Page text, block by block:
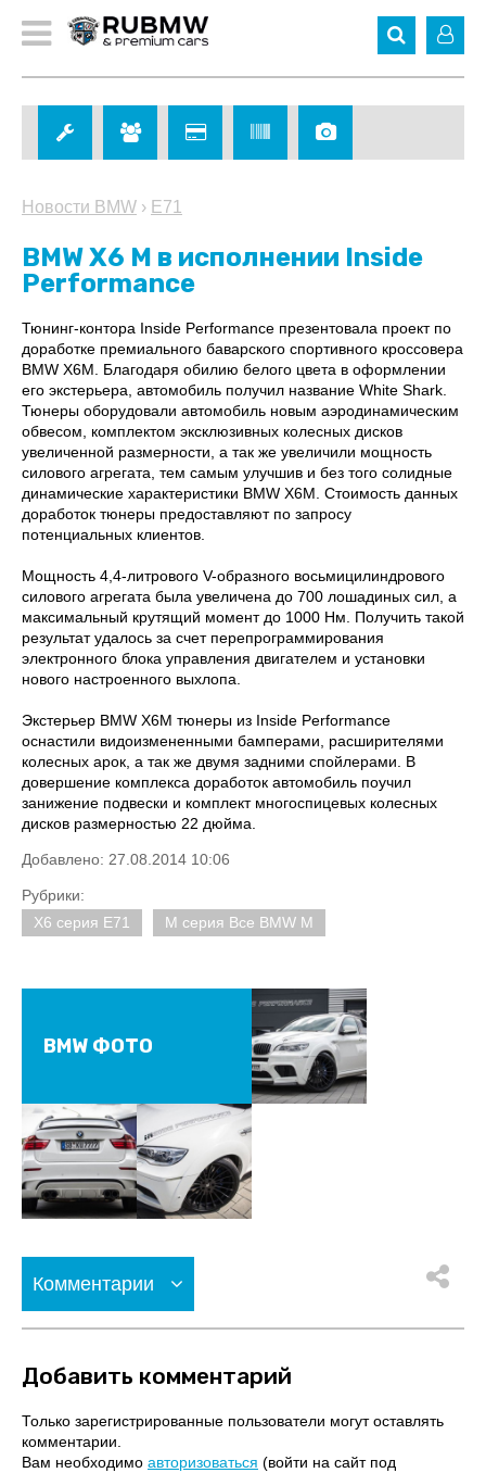
Новости BMW › E71
BMW X6 M в исполнении Inside
Performance
Тюнинг-контора Inside Performance презентовала проект по
доработке премиального баварского спортивного кроссовера
BMW X6M. Благодаря обилию белого цвета в оформлении
его экстерьера, автомобиль получил название White Shark.
Тюнеры оборудовали автомобиль новым аэродинамическим
обвесом, комплектом эксклюзивных колесных дисков
увеличенной размерности, а так же увеличили мощность
силового агрегата, тем самым улучшив и без того солидные
динамические характеристики BMW X6M. Стоимость данных
доработок тюнеры предоставляют по запросу
потенциальных клиентов.
Мощность 4,4-литрового V-образного восьмицилиндрового
силового агрегата была увеличена до 700 лошадиных сил, а
максимальный крутящий момент до 1000 Нм. Получить такой
результат удалось за счет перепрограммирования
электронного блока управления двигателем и установки
нового настроенного выхлопа.
Экстерьер BMW X6M тюнеры из Inside Performance
оснастили видоизмененными бамперами, расширителями
колесных арок, а так же двумя задними спойлерами. В
довершение комплекса доработок автомобиль поучил
занижение подвески и комплект многоспицевых колесных
дисков размерностью 22 дюйма.
Добавлено: 27.08.2014 10:06
Рубрики:
X6 серия E71
M серия Все BMW M
BMW ФОТО
Комментарии
Добавить комментарий
Только зарегистрированные пользователи могут оставлять
комментарии.
Вам необходимо авторизоваться (войти на сайт под